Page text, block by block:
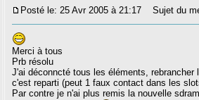
Posté le: 25 Avr 2005 à 21:17 Sujet du
Merci à tous
Prb résolu
J'ai déconncté tous les éléments,
c'est reparti (peut 1 faux contact dans les
Par contre je n'ai plus remis la nouvelle